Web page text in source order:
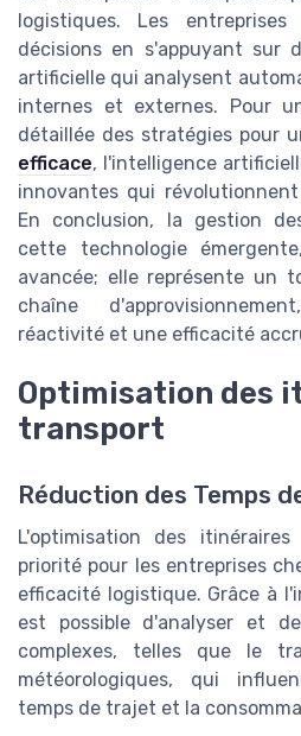
logistiques. Les
décisions en s'appuyant sur
artificielle qui analysent
internes et externes. Pour
détaillée des stratégies pour
efficace, l'intelligence
innovantes qui
En conclusion, la gestion
cette technologie
avancée; elle représente un
chaîne
réactivité et une efficacité
Optimisation des
transport
Réduction des Temps
L'optimisation des
priorité pour les entreprises
efficacité logistique. Grâce à
est possible d'analyser et
complexes, telles que le
météorologiques, qui
temps de trajet et la